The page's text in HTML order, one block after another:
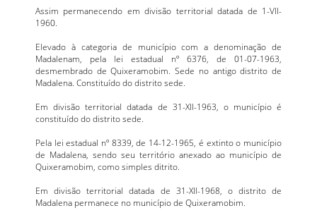
Assim permanecendo em divisão territorial datada de 1-VII-
1960.
Elevado à categoria de município com a denominação de
Madalenam, pela lei estadual nº 6376, de 01-07-1963,
desmembrado de Quixeramobim. Sede no antigo distrito de
Madalena. Constituído do distrito sede.
Em divisão territorial datada de 31-XII-1963, o município é
constituído do distrito sede.
Pela lei estadual nº 8339, de 14-12-1965, é extinto o município
de Madalena, sendo seu território anexado ao município de
Quixeramobim, como simples ditrito.
Em divisão territorial datada de 31-XII-1968, o distrito de
Madalena permanece no município de Quixeramobim.